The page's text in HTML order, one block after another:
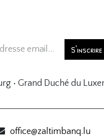
• Grand Duché du
office@zaltimbanq.lu